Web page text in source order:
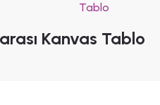
Tablo
Kanvas Tablo